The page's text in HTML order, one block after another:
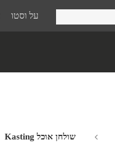
על וסטו
שולחן אוכל Kasting